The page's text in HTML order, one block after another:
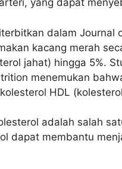
yang dapat
dalam Journal
kacang merah
jahat) hingga 5%.
menemukan
HDL
adalah salah
dapat membantu